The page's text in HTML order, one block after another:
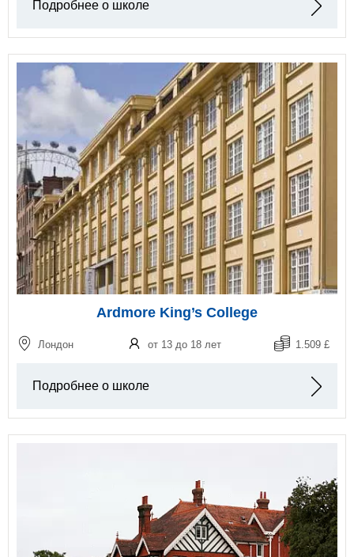
Подробнее о школе
Ardmore King’s College
Лондон от 13 до 18 лет 1.509 £
Подробнее о школе